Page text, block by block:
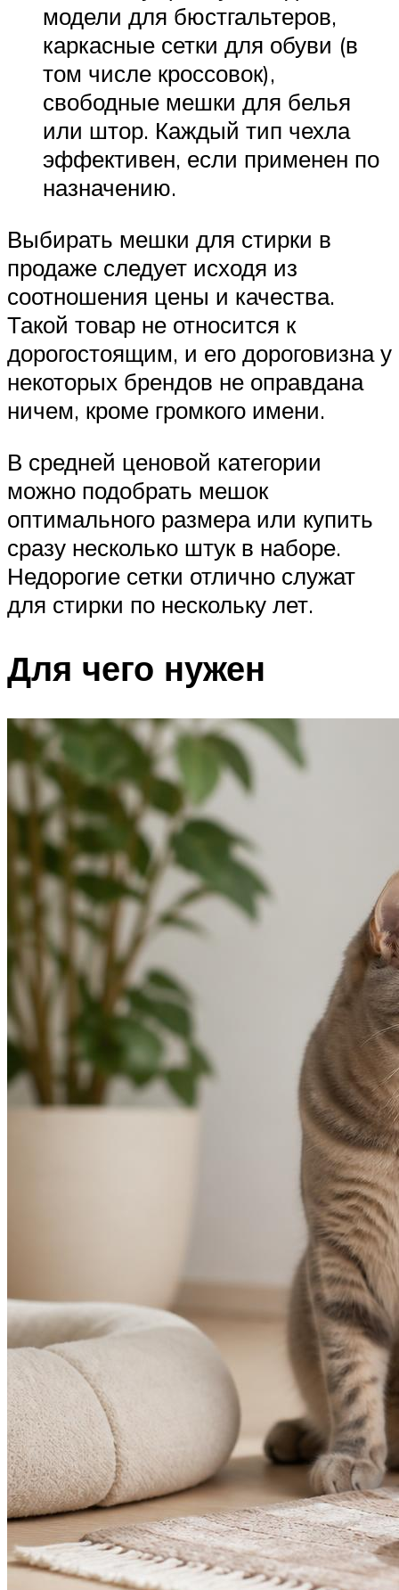
модели для бюстгальтеров,
каркасные сетки для обуви (в
том числе кроссовок),
свободные мешки для белья
или штор. Каждый тип чехла
эффективен, если применен по
назначению.
Выбирать мешки для стирки в
продаже следует исходя из
соотношения цены и качества.
Такой товар не относится к
дорогостоящим, и его дороговизна у
некоторых брендов не оправдана
ничем, кроме громкого имени.
В средней ценовой категории
можно подобрать мешок
оптимального размера или купить
сразу несколько штук в наборе.
Недорогие сетки отлично служат
для стирки по нескольку лет.
Для чего нужен